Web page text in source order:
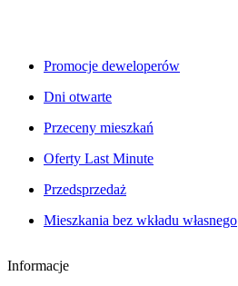
Promocje deweloperów
Dni otwarte
Przeceny mieszkań
Oferty Last Minute
Przedsprzedaż
Mieszkania bez wkładu własnego
Informacje